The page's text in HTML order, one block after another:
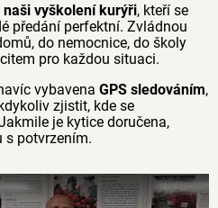
vyškolení kurýři, kteří se
předání perfektní. Zvládnou
do nemocnice, do školy
pro každou situaci.
vybavena GPS sledováním,
zjistit, kde se
je kytice doručena,
s potvrzením.